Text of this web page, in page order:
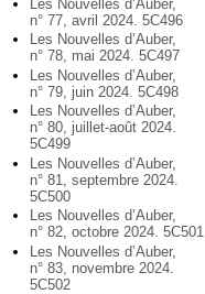
Les Nouvelles d’Auber,
n° 77, avril 2024. 5C496
Les Nouvelles d’Auber,
n° 78, mai 2024. 5C497
Les Nouvelles d’Auber,
n° 79, juin 2024. 5C498
Les Nouvelles d’Auber,
n° 80, juillet-août 2024.
5C499
Les Nouvelles d’Auber,
n° 81, septembre 2024.
5C500
Les Nouvelles d’Auber,
n° 82, octobre 2024. 5C501
Les Nouvelles d’Auber,
n° 83, novembre 2024.
5C502